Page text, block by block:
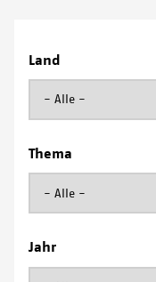
Land
Thema
Jahr